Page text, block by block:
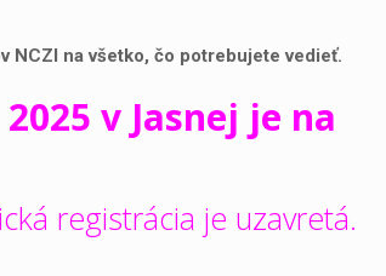
NCZI na všetko, čo potrebujete vedieť.
v Jasnej je na
registrácia je uzavretá.